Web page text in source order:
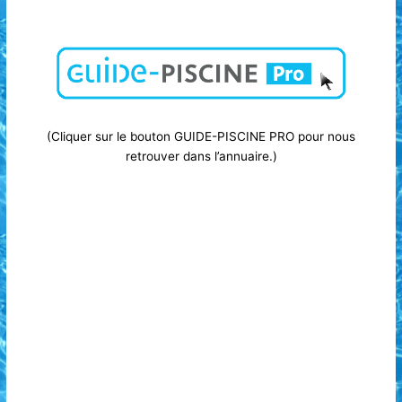
(Cliquer sur le bouton GUIDE-PISCINE PRO pour nous
retrouver dans l’annuaire.)